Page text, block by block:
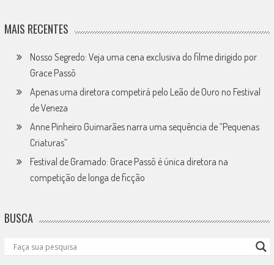
MAIS RECENTES
Nosso Segredo: Veja uma cena exclusiva do filme dirigido por
Grace Passô
Apenas uma diretora competirá pelo Leão de Ouro no Festival
de Veneza
Anne Pinheiro Guimarães narra uma sequência de “Pequenas
Criaturas”
Festival de Gramado: Grace Passô é única diretora na
competição de longa de ficção
BUSCA